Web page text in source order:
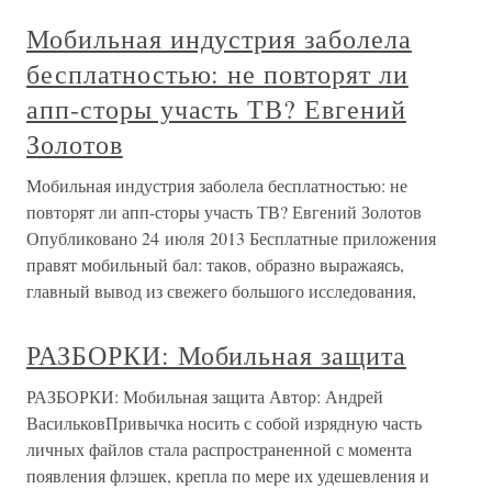
Мобильная индустрия заболела
бесплатностью: не повторят ли
апп-сторы участь ТВ? Евгений
Золотов
Мобильная индустрия заболела бесплатностью: не
повторят ли апп-сторы участь ТВ? Евгений Золотов
Опубликовано 24 июля 2013 Бесплатные приложения
правят мобильный бал: таков, образно выражаясь,
главный вывод из свежего большого исследования,
РАЗБОРКИ: Мобильная защита
РАЗБОРКИ: Мобильная защита Автор: Андрей
ВасильковПривычка носить с собой изрядную часть
личных файлов стала распространенной с момента
появления флэшек, крепла по мере их удешевления и